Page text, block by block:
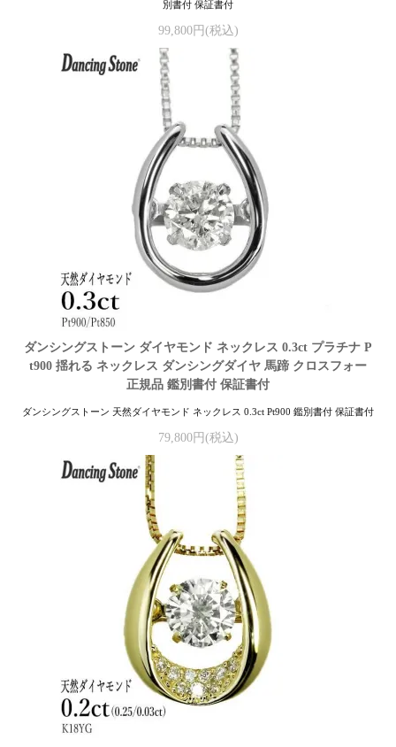
別書付 保証書付
99,800円(税込)
ダンシングストーン ダイヤモンド ネックレス 0.3ct プラチナ P
t900 揺れる ネックレス ダンシングダイヤ 馬蹄 クロスフォー
正規品 鑑別書付 保証書付
ダンシングストーン 天然ダイヤモンド ネックレス 0.3ct Pt900 鑑別書付 保証書付
79,800円(税込)